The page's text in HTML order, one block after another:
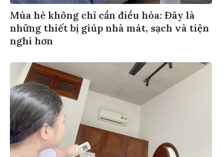
Mùa hè không chỉ cần điều hòa: Đây là
những thiết bị giúp nhà mát, sạch và tiện
nghi hơn